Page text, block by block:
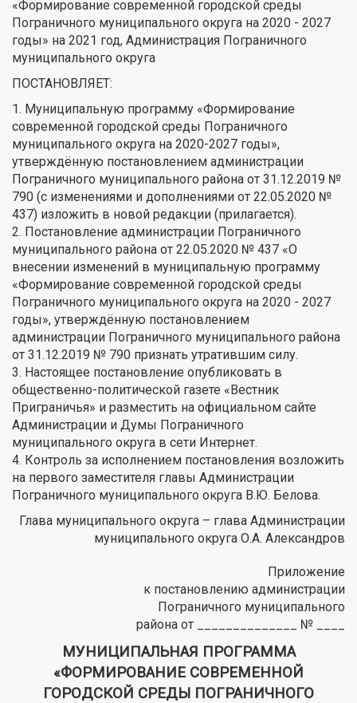
«Формирование современной городской среды
Пограничного муниципального округа на 2020 - 2027
годы» на 2021 год, Администрация Пограничного
муниципального округа
ПОСТАНОВЛЯЕТ:
1. Муниципальную программу «Формирование
современной городской среды Пограничного
муниципального округа на 2020-2027 годы»,
утверждённую постановлением администрации
Пограничного муниципального района от 31.12.2019 №
790 (с изменениями и дополнениями от 22.05.2020 №
437) изложить в новой редакции (прилагается).
2. Постановление администрации Пограничного
муниципального района от 22.05.2020 № 437 «О
внесении изменений в муниципальную программу
«Формирование современной городской среды
Пограничного муниципального округа на 2020 - 2027
годы», утверждённую постановлением
администрации Пограничного муниципального района
от 31.12.2019 № 790 признать утратившим силу.
3. Настоящее постановление опубликовать в
общественно-политической газете «Вестник
Приграничья» и разместить на официальном сайте
Администрации и Думы Пограничного
муниципального округа в сети Интернет.
4. Контроль за исполнением постановления возложить
на первого заместителя главы Администрации
Пограничного муниципального округа В.Ю. Белова.
Глава муниципального округа – глава Администрации
муниципального округа О.А. Александров
Приложение
к постановлению администрации
Пограничного муниципального
района от ______________ № ____
МУНИЦИПАЛЬНАЯ ПРОГРАММА
«ФОРМИРОВАНИЕ СОВРЕМЕННОЙ
ГОРОДСКОЙ СРЕДЫ ПОГРАНИЧНОГО